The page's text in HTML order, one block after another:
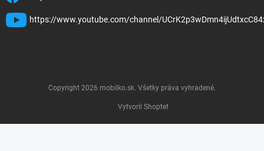
https://www.youtube.com/channel/
Vytvoril Shoptet
Copyright 2026 mobilko.sk. Všetky práva vyhradené.